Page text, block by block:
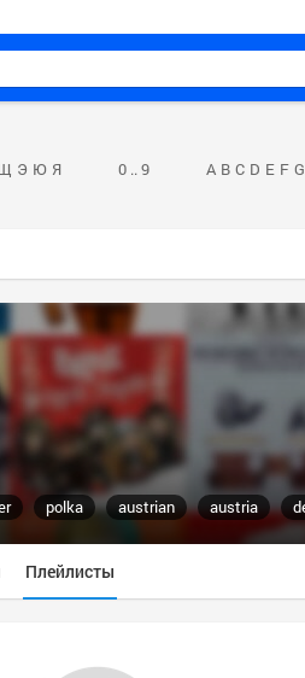
Э Ю Я 0 .. 9 A B C D E F G
polka austrian austria
Плейлисты